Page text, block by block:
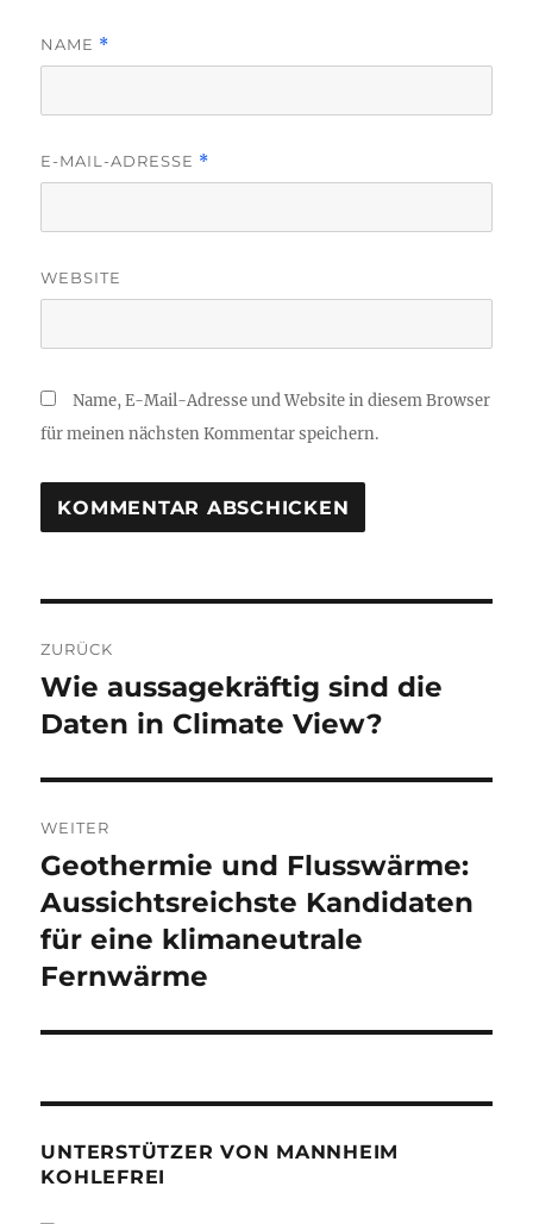
NAME *
E-MAIL-ADRESSE *
WEBSITE
Name, E-Mail-Adresse und Website in diesem Browser
für meinen nächsten Kommentar speichern.
ZURÜCK
Vorheriger
Beitrag:
Wie aussagekräftig sind die
Daten in Climate View?
WEITER
Nächster
Beitrag:
Geothermie und Flusswärme:
Aussichtsreichste Kandidaten
für eine klimaneutrale
Fernwärme
UNTERSTÜTZER VON MANNHEIM
KOHLEFREI